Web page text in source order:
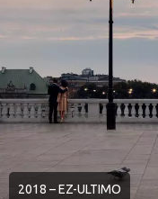
2018 – EZ-ULTIMO